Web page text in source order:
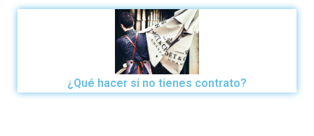
¿Qué hacer si no tienes contrato?